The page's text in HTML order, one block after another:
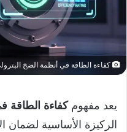
كفاءة الطاقة في أنظمة الضخ
يعد مفهوم كفاءة الطاقة
الركيزة الأساسية لضمان